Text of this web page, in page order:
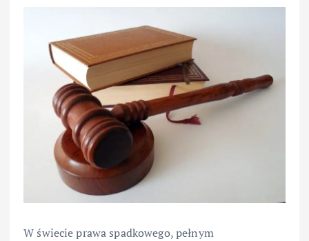
W świecie prawa spadkowego, pełnym